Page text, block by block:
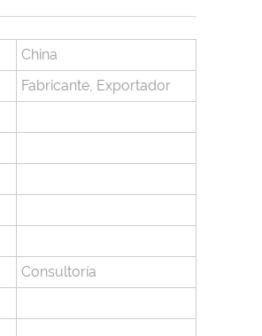
China
Fabricante, Exportador
Consultoría